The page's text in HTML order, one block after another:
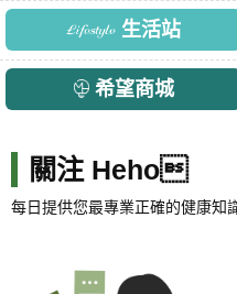
生活站
希望商城
關注 Heho
每日提供您最專業正確的健康知